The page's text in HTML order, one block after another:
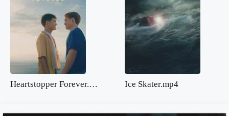
Heartstopper Forever.mp4 Ice Skater.mp4